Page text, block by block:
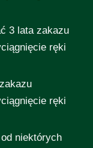
3 lata zakazu
ręki
ręki
niektórych